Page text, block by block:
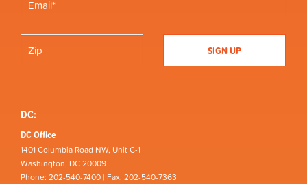
DC:
DC Office
1401 Columbia Road NW, Unit C-1
Washington, DC 20009
Phone: 202-540-7400 | Fax: 202-540-7363